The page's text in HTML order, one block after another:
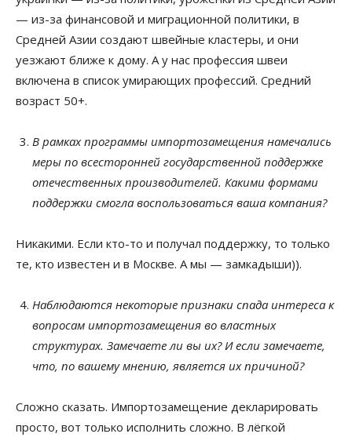
— из-за финансовой и миграционной политики, в
Средней Азии создают швейные кластеры, и они
уезжают ближе к дому. А у нас профессия швеи
включена в список умирающих профессий. Средний
возраст 50+.
В рамках программы импортозамещения намечались
меры по всесторонней государственной поддержке
отечественных производителей. Какими формами
поддержки смогла воспользоваться ваша компания?
Никакими. Если кто-то и получал поддержку, то только
те, кто известен и в Москве. А мы — замкадыши)).
Наблюдаются некоторые признаки спада интереса к
вопросам импортозамещения во властных
структурах. Замечаете ли вы их? И если замечаете,
что, по вашему мнению, является их причиной?
Сложно сказать. Импортозамещение декларировать
просто, вот только исполнить сложно. В лёгкой